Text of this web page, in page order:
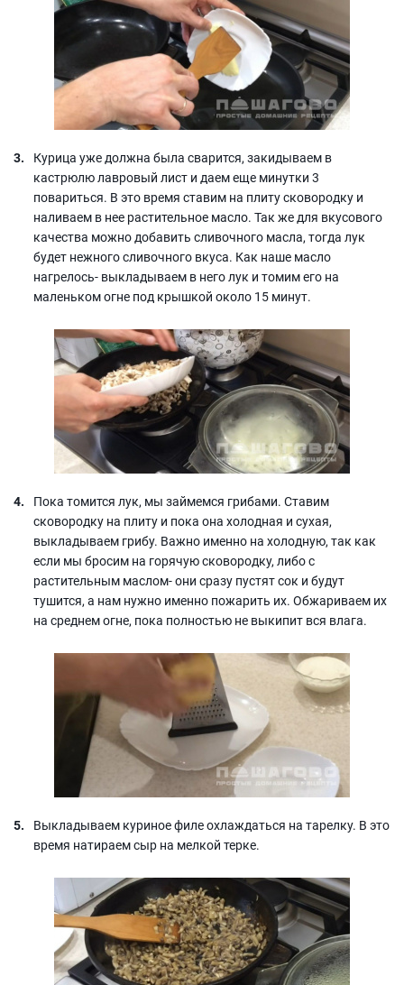
Курица уже должна была сварится, закидываем в
кастрюлю лавровый лист и даем еще минутки 3
повариться. В это время ставим на плиту сковородку и
наливаем в нее растительное масло. Так же для вкусового
качества можно добавить сливочного масла, тогда лук
будет нежного сливочного вкуса. Как наше масло
нагрелось- выкладываем в него лук и томим его на
маленьком огне под крышкой около 15 минут.
Пока томится лук, мы займемся грибами. Ставим
сковородку на плиту и пока она холодная и сухая,
выкладываем грибу. Важно именно на холодную, так как
если мы бросим на горячую сковородку, либо с
растительным маслом- они сразу пустят сок и будут
тушится, а нам нужно именно пожарить их. Обжариваем их
на среднем огне, пока полностью не выкипит вся влага.
Выкладываем куриное филе охлаждаться на тарелку. В это
время натираем сыр на мелкой терке.